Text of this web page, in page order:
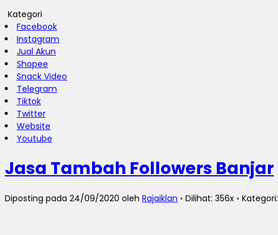
Kategori
Facebook
Instagram
Jual Akun
Shopee
Snack Video
Telegram
Tiktok
Twitter
Website
Youtube
Jasa Tambah Followers Banjar
Diposting pada 24/09/2020 oleh Rajaiklan ◦ Dilihat: 356x ◦ Kategori: